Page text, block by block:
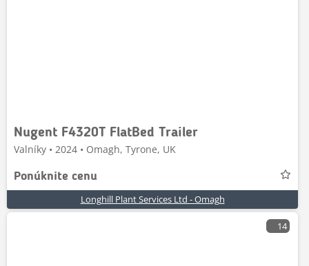
Nugent F4320T FlatBed Trailer
Valníky • 2024 • Omagh, Tyrone, UK
Ponúknite cenu
Longhill Plant Services Ltd - Omagh
14